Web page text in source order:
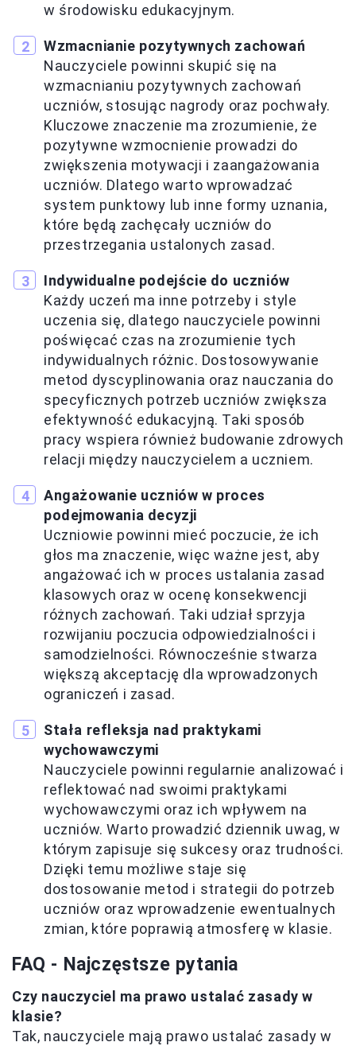
w środowisku edukacyjnym.
Wzmacnianie pozytywnych zachowań
Nauczyciele powinni skupić się na
wzmacnianiu pozytywnych zachowań
uczniów, stosując nagrody oraz pochwały.
Kluczowe znaczenie ma zrozumienie, że
pozytywne wzmocnienie prowadzi do
zwiększenia motywacji i zaangażowania
uczniów. Dlatego warto wprowadzać
system punktowy lub inne formy uznania,
które będą zachęcały uczniów do
przestrzegania ustalonych zasad.
Indywidualne podejście do uczniów
Każdy uczeń ma inne potrzeby i style
uczenia się, dlatego nauczyciele powinni
poświęcać czas na zrozumienie tych
indywidualnych różnic. Dostosowywanie
metod dyscyplinowania oraz nauczania do
specyficznych potrzeb uczniów zwiększa
efektywność edukacyjną. Taki sposób
pracy wspiera również budowanie zdrowych
relacji między nauczycielem a uczniem.
Angażowanie uczniów w proces
podejmowania decyzji
Uczniowie powinni mieć poczucie, że ich
głos ma znaczenie, więc ważne jest, aby
angażować ich w proces ustalania zasad
klasowych oraz w ocenę konsekwencji
różnych zachowań. Taki udział sprzyja
rozwijaniu poczucia odpowiedzialności i
samodzielności. Równocześnie stwarza
większą akceptację dla wprowadzonych
ograniczeń i zasad.
Stała refleksja nad praktykami
wychowawczymi
Nauczyciele powinni regularnie analizować i
reflektować nad swoimi praktykami
wychowawczymi oraz ich wpływem na
uczniów. Warto prowadzić dziennik uwag, w
którym zapisuje się sukcesy oraz trudności.
Dzięki temu możliwe staje się
dostosowanie metod i strategii do potrzeb
uczniów oraz wprowadzenie ewentualnych
zmian, które poprawią atmosferę w klasie.
FAQ - Najczęstsze pytania
Czy nauczyciel ma prawo ustalać zasady w
klasie?
Tak, nauczyciele mają prawo ustalać zasady w